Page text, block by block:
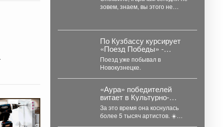
зовем, знаем, вы этого не
По Кузбассу курсирует
«Поезд Победы» -
передвижной
интерактивный музей,
рассказывающий о
событиях Великой
Отечественной войны.
Поезд уже побывал в
Новокузнецке.
«Аура» победителей
витает в Культурно-
спортивном центре
металлургов ЕВРАЗа уже
больше 30 лет.
За это время она коснулась
более 5 тысяч артистов. ☀️